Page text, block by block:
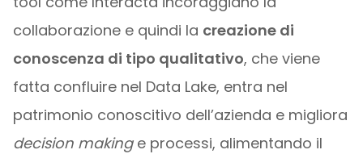
collaborazione e quindi la creazione di
conoscenza di tipo qualitativo, che viene
fatta confluire nel Data Lake, entra nel
patrimonio conoscitivo dell’azienda e migliora
decision makinge processi, alimentando il